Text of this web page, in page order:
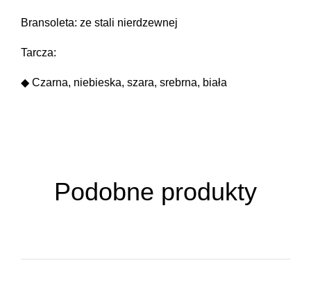
Bransoleta: ze stali nierdzewnej
Tarcza:
◆ Czarna, niebieska, szara, srebrna, biała
Podobne produkty